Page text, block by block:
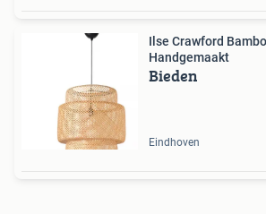
Ilse Crawford
Handgemaakt
Bieden
Eindhoven